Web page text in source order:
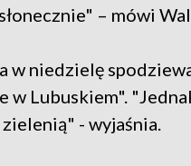
– mówi
w niedzielę
w Lubuskiem".
- wyjaśnia.